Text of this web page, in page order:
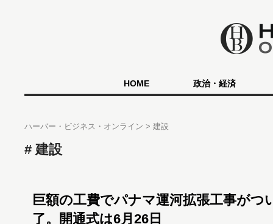
HOME 政治・経済
ハーバー・ビジネス・オンライン 建設
建設
巨額の工費でパナマ運河拡張工事がつ
了。開通式は6月26日